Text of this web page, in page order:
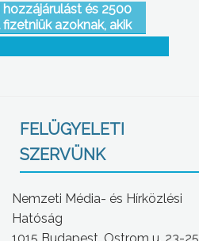
és 2500
azoknak, akik
örökbefogadni a
telepről
FELÜGYELETI
SZERVÜNK
Nemzeti Média- és Hírközlési
Hatóság